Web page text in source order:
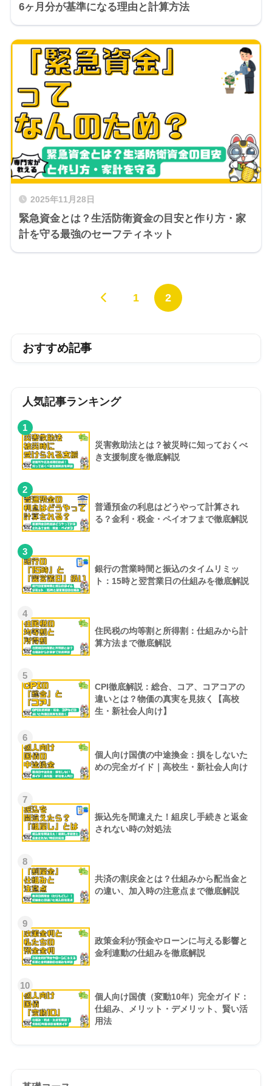
6ヶ月分が基準になる理由と計算方法
2025年11月28日
緊急資金とは？生活防衛資金の目安と作り方・家
計を守る最強のセーフティネット
1 2
おすすめ記事
人気記事ランキング
1
災害救助法とは？被災時に知っておくべ
き支援制度を徹底解説
2
普通預金の利息はどうやって計算され
る？金利・税金・ペイオフまで徹底解説
3
銀行の営業時間と振込のタイムリミッ
ト：15時と翌営業日の仕組みを徹底解説
4
住民税の均等割と所得割：仕組みから計
算方法まで徹底解説
5
CPI徹底解説：総合、コア、コアコアの
違いとは？物価の真実を見抜く【高校
生・新社会人向け】
6
個人向け国債の中途換金：損をしないた
めの完全ガイド｜高校生・新社会人向け
7
振込先を間違えた！組戻し手続きと返金
されない時の対処法
8
共済の割戻金とは？仕組みから配当金と
の違い、加入時の注意点まで徹底解説
9
政策金利が預金やローンに与える影響と
金利連動の仕組みを徹底解説
10
個人向け国債（変動10年）完全ガイド：
仕組み、メリット・デメリット、賢い活
用法